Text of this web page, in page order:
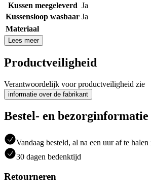
Kussen meegeleverd Ja
Kussensloop wasbaar Ja
Materiaal
Lees meer
Productveiligheid
Verantwoordelijk voor productveiligheid zie
informatie over de fabrikant
Bestel- en bezorginformatie
Vandaag besteld, al na een uur af te
30 dagen bedenktijd
Retourneren